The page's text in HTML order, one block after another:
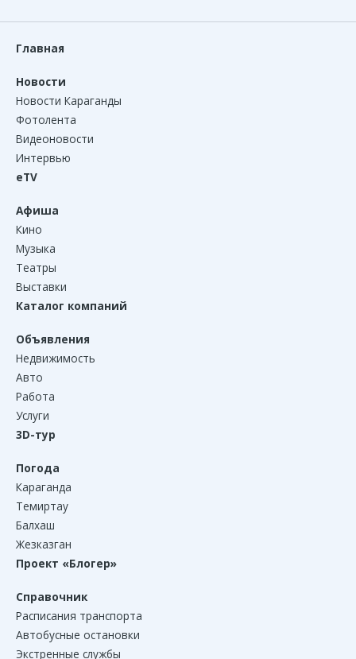
Главная
Новости
Новости Караганды
Фотолента
Видеоновости
Интервью
eTV
Афиша
Кино
Музыка
Театры
Выставки
Каталог компаний
Объявления
Недвижимость
Авто
Работа
Услуги
3D-тур
Погода
Караганда
Темиртау
Балхаш
Жезказган
Проект «Блогер»
Справочник
Расписания транспорта
Автобусные остановки
Экстренные службы